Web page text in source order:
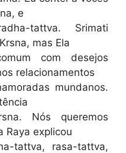
e
tattva. Srimati
mas Ela
com desejos
relacionamentos
mundanos.
Nós queremos
Raya explicou
tattva, rasa-tattva,